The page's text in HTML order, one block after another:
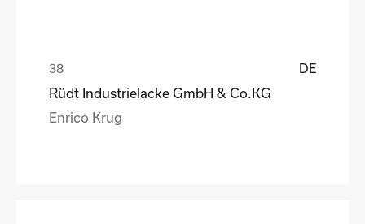
DE
Rüdt Industrielacke GmbH & Co.KG
Enrico Krug